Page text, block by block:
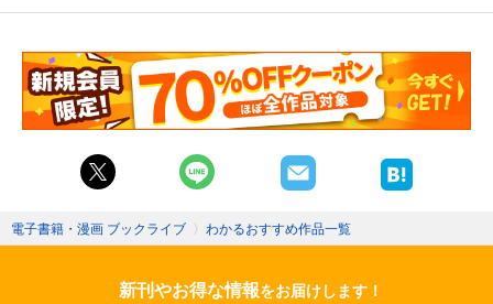
電子書籍・漫画 ブックライブ 〉 わかるおすすめ作品一覧
新刊やお得な情報をお届けします！